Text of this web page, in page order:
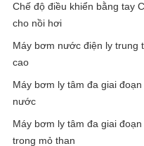
Chế độ điều khiển bằng tay
cho nồi hơi
Máy bơm nước điện ly trung
cao
Máy bơm ly tâm đa giai
nước
Máy bơm ly tâm đa giai
trong mỏ than